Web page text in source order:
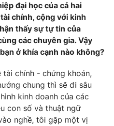
báo điện tử số 483/GP-BTTTT
Mỹ Hạnh, Phạm Quốc Thắng,
- 024.38 355 932
897 897
đại học của cả hai
chính, cộng với kinh
thấy sự tự tin của
các chuyên gia. Vậy
ở khía cạnh nào không?
chính - chứng khoán,
chung thì sẽ đi sâu
kinh doanh của các
con số và thuật ngữ
nghề, tôi gặp một vị